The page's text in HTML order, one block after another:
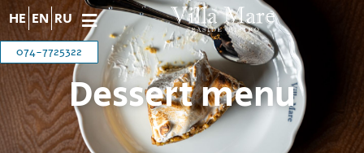
HE EN RU
074-7725322
Dessert menu
הבית» עמוד הבית אנגלית וילה מארה עברית»תפריט
קינוחים אנגלית